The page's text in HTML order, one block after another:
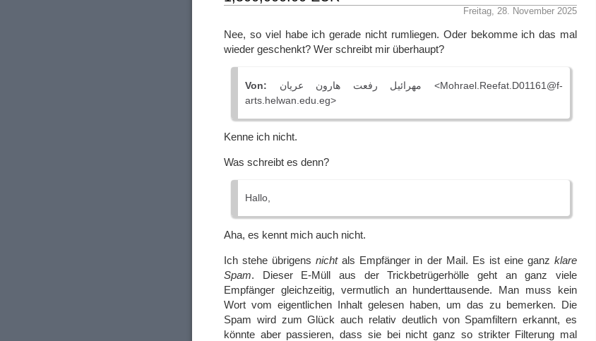
Freitag, 28. November 2025
Nee, so viel habe ich gerade nicht rumliegen. Oder bekomme ich das mal
wieder geschenkt? Wer schreibt mir überhaupt?
Von:
arts.helwan.edu.eg>
Kenne ich nicht.
Was schreibt es denn?
Hallo,
Aha, es kennt mich auch nicht.
Ich stehe übrigensnichtals Empfänger in der Mail. Es ist eine ganzklare
Spam. Dieser E-Müll aus der Trickbetrügerhölle geht an ganz viele
Empfänger gleichzeitig, vermutlich an hunderttausende. Man muss kein
Wort vom eigentlichen Inhalt gelesen haben, um das zu bemerken. Die
Spam wird zum Glück auch relativ deutlich von Spamfiltern erkannt, es
könnte aber passieren, dass sie bei nicht ganz so strikter Filterung mal